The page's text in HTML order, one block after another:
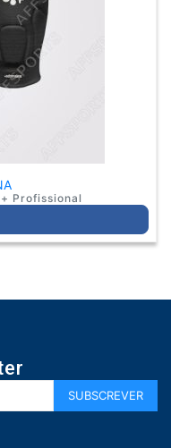
Profissional